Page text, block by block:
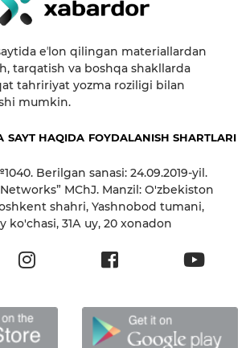
eʼlon qilingan materiallardan
tarqatish va boshqa shakllarda
tahririyat yozma roziligi bilan
mumkin.
SAYT HAQIDA FOYDALANISH SHARTLARI
Berilgan sanasi: 24.09.2019-yil.
MChJ. Manzil: O'zbekiston
shahri, Yashnobod tumani,
ko'chasi, 31А uy, 20 xonadon